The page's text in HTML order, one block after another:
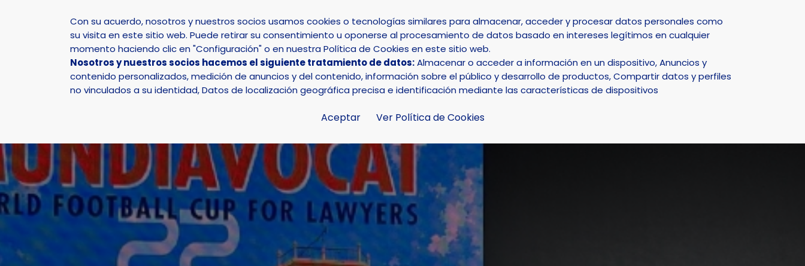
Select Language
INICIO AYUNTAMIENTO LA NUCÍA DEPORTE NATURALEZA SMART CITY
Con su acuerdo, nosotros y nuestros socios usamos cookies o tecnologías similares para almacenar, acceder y procesar datos personales como
su visita en este sitio web. Puede retirar su consentimiento u oponerse al procesamiento de datos basado en intereses legítimos en cualquier
momento haciendo clic en "Configuración" o en nuestra Política de Cookies en este sitio web.
Nosotros y nuestros socios hacemos el siguiente tratamiento de datos:Almacenar o acceder a información en un dispositivo, Anuncios y
contenido personalizados, medición de anuncios y del contenido, información sobre el público y desarrollo de productos, Compartir datos y perfiles
no vinculados a su identidad, Datos de localización geográfica precisa e identificación mediante las características de dispositivos
Aceptar Ver Política de Cookies
Actualidad Noticias Noticia - La Nucía será sede de la copa mundial de futbol de abogados